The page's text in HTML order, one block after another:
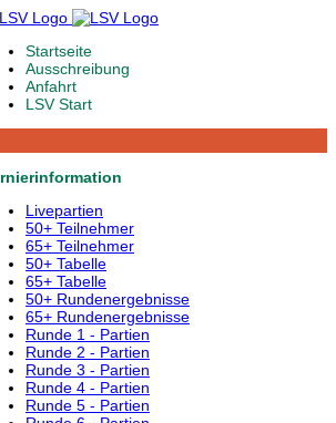
Startseite
Ausschreibung
Anfahrt
LSV Start
Livepartien
50+ Teilnehmer
65+ Teilnehmer
50+ Tabelle
65+ Tabelle
50+ Rundenergebnisse
65+ Rundenergebnisse
Runde 1 - Partien
Runde 2 - Partien
Runde 3 - Partien
Runde 4 - Partien
Runde 5 - Partien